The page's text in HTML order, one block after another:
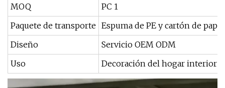
MOQ
PC 1
Paquete de transporte Espuma de PE y cartón de papel
Diseño
Servicio OEM ODM
Uso
Decoración del hogar interior